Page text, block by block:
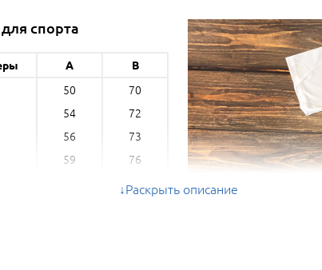
спорта
A
B
50 70
54 72
56 73
59 76
77
Раскрыть описание